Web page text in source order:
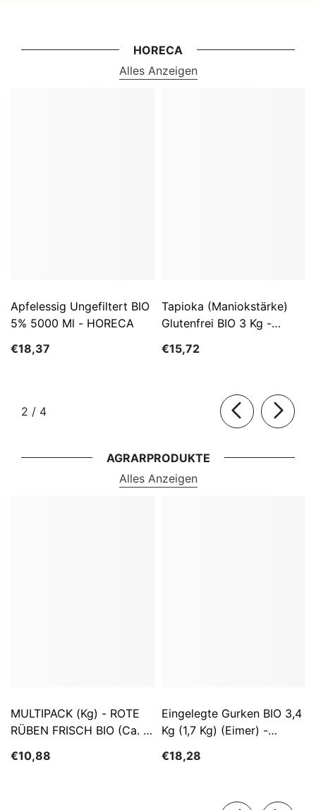
HORECA
Alles Anzeigen
Apfelessig Ungefiltert BIO
5% 5000 Ml - HORECA
€18,37
Tapioka (Maniokstärke)
Glutenfrei BIO 3 Kg -
€15,72
2 / von
4
AGRARPRODUKTE
Alles Anzeigen
MULTIPACK (kg) - ROTE
RÜBEN FRISCH BIO (ca. 5
€10,88
Eingelegte Gurken BIO 3,4
Kg (1,7 Kg) (Eimer) -
€18,28